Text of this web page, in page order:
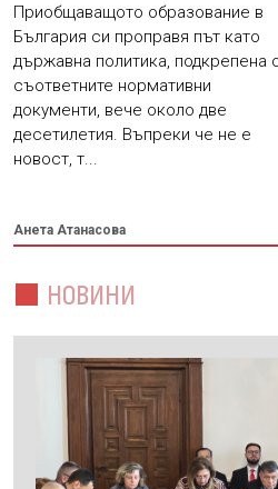
Приобщаващото образование в
България си проправя път като
държавна политика, подкрепена
съответните нормативни
документи, вече около две
десетилетия. Въпреки че не е
новост, т...
Анета Атанасова
НОВИНИ